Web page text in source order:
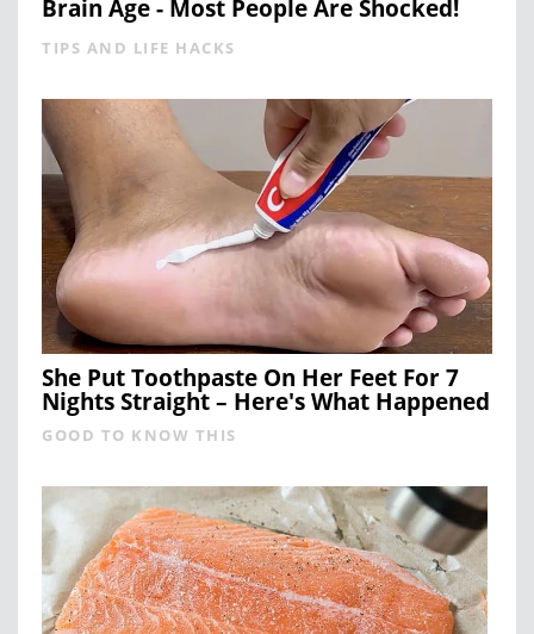
Brain Age - Most People Are Shocked!
TIPS AND LIFE HACKS
She Put Toothpaste On Her Feet For 7
Nights Straight – Here's What Happened
GOOD TO KNOW THIS